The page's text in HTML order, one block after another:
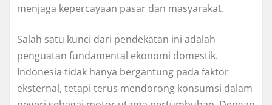
menjaga kepercayaan pasar dan masyarakat.
Salah satu kunci dari pendekatan ini adalah
penguatan fundamental ekonomi domestik.
Indonesia tidak hanya bergantung pada faktor
eksternal, tetapi terus mendorong konsumsi dalam